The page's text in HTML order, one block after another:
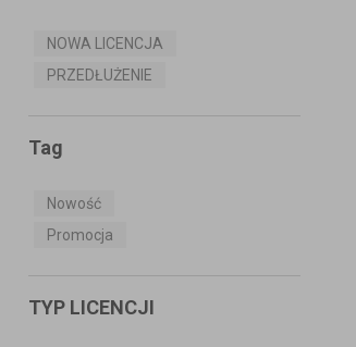
S.A.
MS SYSTEMS
MISTRAL.NET Sp. z o.o
NOWA LICENCJA
PRZEDŁUŻENIE
Tag
Nowość
Promocja
TYP LICENCJI